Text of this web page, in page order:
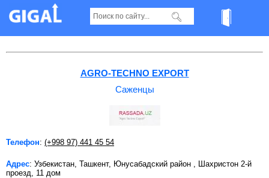
Саженцы в Ташкенте
AGRO-TECHNO EXPORT
Саженцы
Телефон: (+998 97) 441 45 54
Адрес: Узбекистан, Ташкент, Юнусабадский район , Шахристон 2-й
проезд, 11 дом